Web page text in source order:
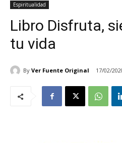
Espiritualidad
Libro Disfruta,
tu vida
By Ver Fuente Original 17/02/